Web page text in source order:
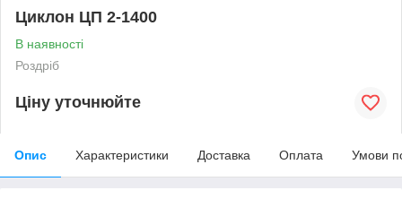
Циклон ЦП 2-1400
В наявності
Роздріб
Ціну уточнюйте
Опис Характеристики Доставка Оплата Умови